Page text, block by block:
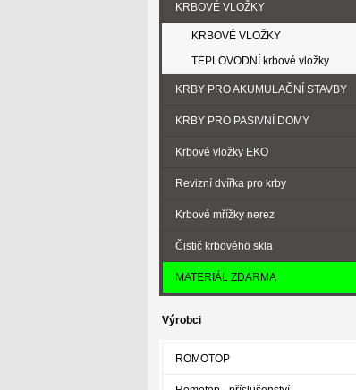
KRBOVÉ VLOŽKY
KRBOVÉ VLOŽKY
TEPLOVODNÍ krbové vložky
KRBY PRO AKUMULAČNÍ STAVBY
KRBY PRO PASIVNÍ DOMY
Krbové vložky EKO
Revizní dvířka pro krby
Krbové mřížky nerez
Čistič krbového skla
MATERIÁL ZDARMA
Výrobci
ROMOTOP